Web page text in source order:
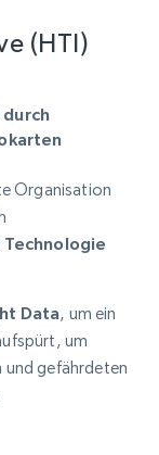
(HTI)
Organisation
Data, um ein
um
und gefährdeten